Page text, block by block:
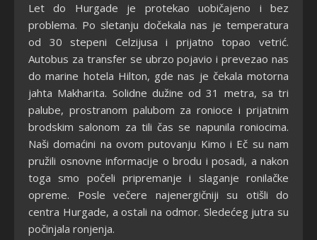
Let do Hurgade je protekao uobičajeno i bez
problema. Po sletanju dočekala nas je temperatura
od 30 stepeni Celzijusa i prijatno topao vetrić.
Autobus za transfer se ubrzo pojavio i prevezao nas
do marine hotela Hilton, gde nas je čekala motorna
jahta Makharita. Solidne dužine od 31 metra, sa tri
palube, prostranom palubom za ronioce i prijatnim
brodskim salonom za tili čas se napunila roniocima.
Naši domaćini na ovom putovanju Kimo i Eč su nam
pružili osnovne informacije o brodu i posadi, a nakon
toga smo počeli pripremanje i slaganje ronilačke
opreme. Posle večere najenergičniji su otišli do
centra Hurgade, a ostali na odmor. Sledećeg jutra su
počinjala ronjenja.